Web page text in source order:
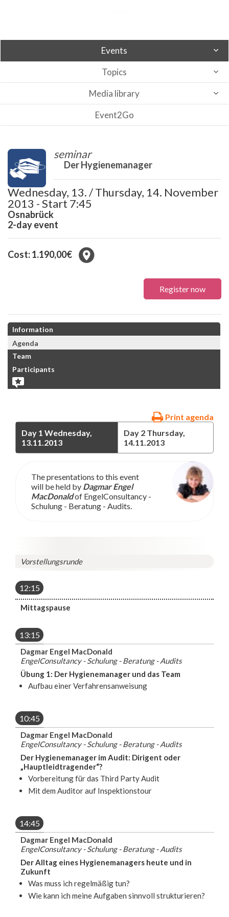
Events
Topics
Media library
Event2Go
seminar
Der Hygienemanager
Wednesday, 13. / Thursday, 14. November
2013 - Start 7:45
Osnabrück
2-day event
Cost: 1.190,00€
Register now
Information
Agenda
Team
Participants
Print agenda
Day 1 Wednesday,
13.11.2013
Day 2 Thursday,
14.11.2013
The presentations to this event
will be held by Dagmar Engel
MacDonaldof EngelConsultancy -
Schulung - Beratung - Audits.
Vorstellungsrunde
12:15
Mittagspause
13:15
Dagmar Engel MacDonald
EngelConsultancy - Schulung - Beratung - Audits
Übung 1: Der Hygienemanager und das Team
Aufbau einer Verfahrensanweisung
10:45
Dagmar Engel MacDonald
EngelConsultancy - Schulung - Beratung - Audits
Der Hygienemanager im Audit: Dirigent oder
„Hauptleidtragender“?
Vorbereitung für das Third Party Audit
Mit dem Auditor auf Inspektionstour
14:45
Dagmar Engel MacDonald
EngelConsultancy - Schulung - Beratung - Audits
Der Alltag eines Hygienemanagers heute und in
Zukunft
Was muss ich regelmäßig tun?
Wie kann ich meine Aufgaben sinnvoll strukturieren?